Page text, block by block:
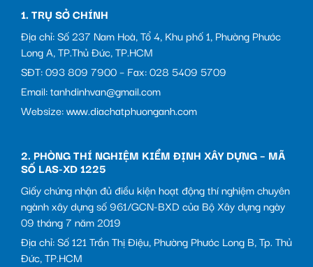
1. TRỤ SỞ CHÍNH
Địa chỉ: Số 237 Nam Hoà, Tổ 4, Khu phố 1, Phường Phước
Long A, TP.Thủ Đức, TP.HCM
SĐT: 093 809 7900 – Fax: 028 5409 5709
Email: tanhdinhvan@gmail.com
Websize: www.diachatphuonganh.com
2. PHÒNG THÍ NGHIỆM KIỂM ĐỊNH XÂY DỰNG – MÃ
SỐ LAS-XD 1225
Giấy chứng nhận đủ điều kiện hoạt động thí nghiệm chuyên
ngành xây dựng số 961/GCN-BXD của Bộ Xây dựng ngày
09 tháng 7 năm 2019
Địa chỉ: Số 121 Trần Thị Điệu, Phường Phước Long B, Tp. Thủ
Đức, TP.HCM